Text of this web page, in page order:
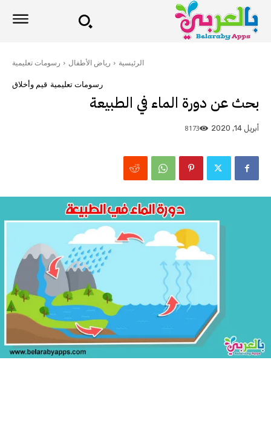
الرئيسية رياض الأطفال رسومات تعليمية
رسومات تعليمية قيم وأخلاق
بحث عن دورة الماء في الطبيعة
أبريل 14, 2020 8173